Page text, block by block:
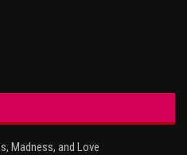
Madness, and Love